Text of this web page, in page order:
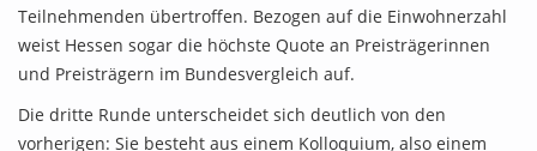
Teilnehmenden übertroffen. Bezogen auf die Einwohnerzahl
weist Hessen sogar die höchste Quote an Preisträgerinnen
und Preisträgern im Bundesvergleich auf.
Die dritte Runde unterscheidet sich deutlich von den
vorherigen: Sie besteht aus einem Kolloquium, also einem